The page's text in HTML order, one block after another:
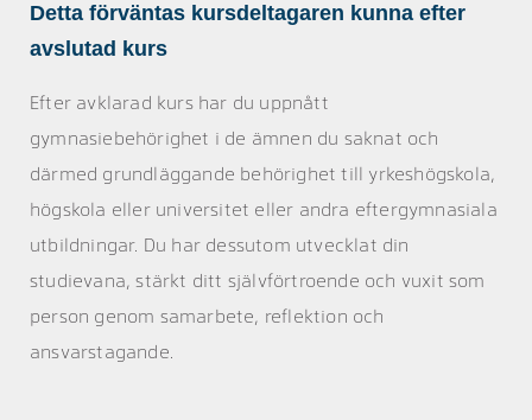
Detta förväntas kursdeltagaren kunna efter
avslutad kurs
Efter avklarad kurs har du uppnått
gymnasiebehörighet i de ämnen du saknat och
därmed grundläggande behörighet till yrkeshögskola,
högskola eller universitet eller andra eftergymnasiala
utbildningar. Du har dessutom utvecklat din
studievana, stärkt ditt självförtroende och vuxit som
person genom samarbete, reflektion och
ansvarstagande.